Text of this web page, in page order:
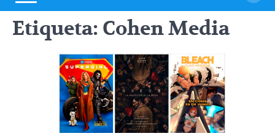
Etiqueta: Cohen Media